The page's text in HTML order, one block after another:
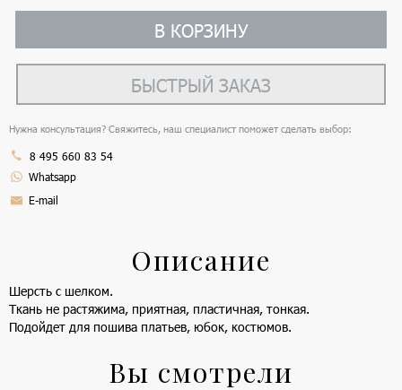
В КОРЗИНУ
БЫСТРЫЙ ЗАКАЗ
Нужна консультация? Свяжитесь, наш специалист поможет сделать выбор:
8 495 660 83 54
Whatsapp
E-mail
Описание
Шерсть с шелком.
Ткань не растяжима, приятная, пластичная, тонкая.
Подойдет для пошива платьев, юбок, костюмов.
Вы смотрели